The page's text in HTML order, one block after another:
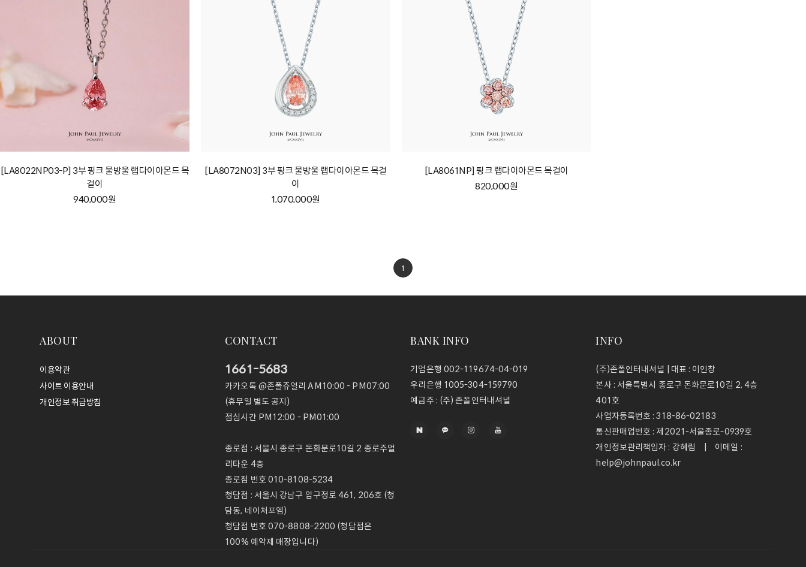
[LA8022NP03-P] 3부 핑크 물방울 랩다이아몬드 목
걸이
940,000원
[LA8072N03] 3부 핑크 물방울 랩다이아몬드 목걸
이
1,070,000원
[LA8061NP] 핑크 랩다이아몬드 목걸이
820,000원
1
ABOUT
이용약관
사이트 이용안내
개인정보 취급방침
CONTACT
1661-5683
카카오톡 @존폴쥬얼리 AM10:00 - PM07:00
(휴무일 별도 공지)
점심시간 PM12:00 - PM01:00
종로점 : 서울시 종로구 돈화문로10길 2 종로주얼
리타운 4층
종로점 번호 010-8108-5234
청담점 : 서울시 강남구 압구정로 461, 206호 (청
담동, 네이처포엠)
청담점 번호 070-8808-2200 (청담점은
100% 예약제 매장입니다)
BANK INFO
기업은행 002-119674-04-019
우리은행 1005-304-159790
예금주 : (주) 존폴인터내셔널
INFO
(주)존폴인터내셔널 | 대표 : 이인창
본사 : 서울특별시 종로구 돈화문로10길 2, 4층
401호
사업자등록번호 :318-86-02183
통신판매업번호 : 제2021-서울종로-0939호
개인정보관리책임자 : 강혜림 | 이메일 :
help@johnpaul.co.kr